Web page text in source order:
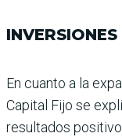
INVERSIONES
En cuanto a la
Capital Fijo se
resultados